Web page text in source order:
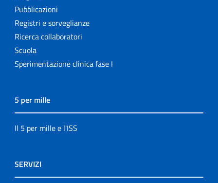
Pubblicazioni
Registri e sorveglianze
Ricerca collaboratori
Scuola
Sperimentazione clinica fase I
5 per mille
Il 5 per mille e l'ISS
SERVIZI